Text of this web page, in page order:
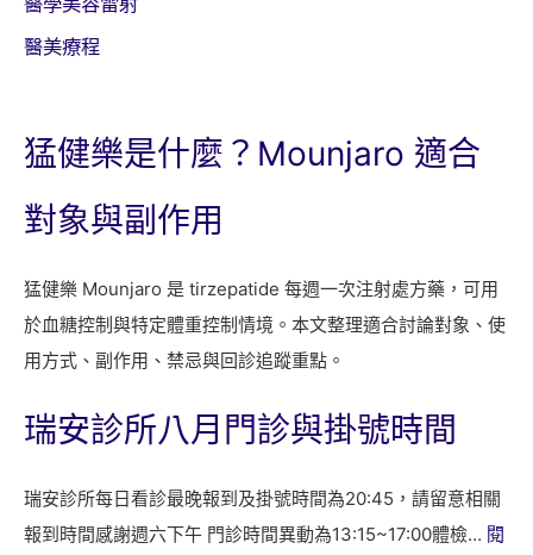
醫美療程
猛健樂是什麼？Mounjaro 適合
對象與副作用
猛健樂 Mounjaro 是 tirzepatide 每週一次注射處方藥，可用
於血糖控制與特定體重控制情境。本文整理適合討論對象、使
用方式、副作用、禁忌與回診追蹤重點。
瑞安診所八月門診與掛號時間
瑞安診所每日看診最晚報到及掛號時間為20:45，請留意相關
報到時間感謝週六下午 門診時間異動為13:15~17:00體檢… 閱